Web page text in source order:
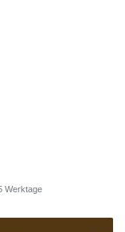
Werktage